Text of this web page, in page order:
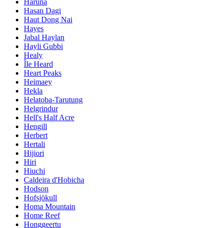
Hasan Dagi
Haut Dong Nai
Hayes
Jabal Haylan
Hayli Gubbi
Healy
Île Heard
Heart Peaks
Heimaey
Hekla
Helatoba-Tarutung
Helgrindur
Hell's Half Acre
Hengill
Herbert
Hertali
Hijiori
Hiri
Hiuchi
Caldeira d'Hobicha
Hodson
Hofsjökull
Homa Mountain
Home Reef
Honggeertu